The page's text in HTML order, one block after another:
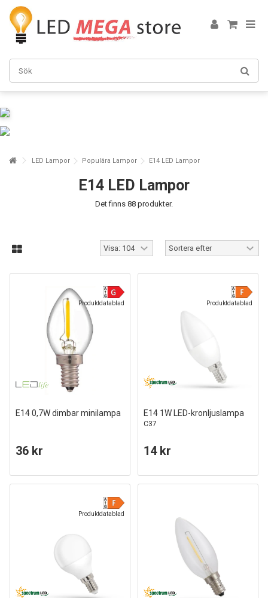
LED Lampor Populära Lampor E14 LED Lampor
E14 LED Lampor
Det finns 88 produkter.
Produktdatablad
E14 0,7W dimbar minilampa
36 kr
Produktdatablad
E14 1W LED-kronljuslampa
C37
14 kr
Produktdatablad